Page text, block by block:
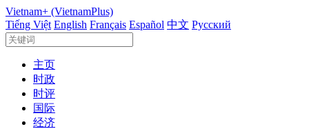
Vietnam+ (VietnamPlus)
Tiếng Việt English Français Español 中文 Русский
主页
时政
时评
国际
经济